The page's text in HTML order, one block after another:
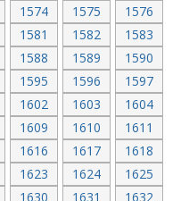
1574 1575
1576
1581 1582
1583
1588 1589
1590
1595 1596
1597
1602 1603
1604
1609 1610
1611
1616 1617
1618
1623 1624
1625
1630 1631
1632